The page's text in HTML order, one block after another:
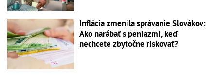
Inflácia zmenila správanie Slovákov:
Ako narábať s peniazmi, keď
nechcete zbytočne riskovať?